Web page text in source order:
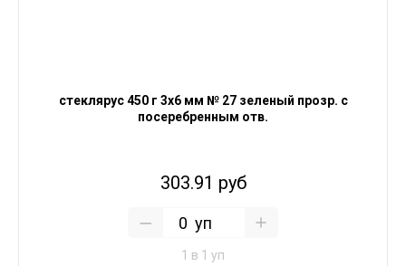
стеклярус 450 г 3х6 мм № 27 зеленый прозр. с
посеребренным отв.
303.91 руб
уп
1 в 1 уп